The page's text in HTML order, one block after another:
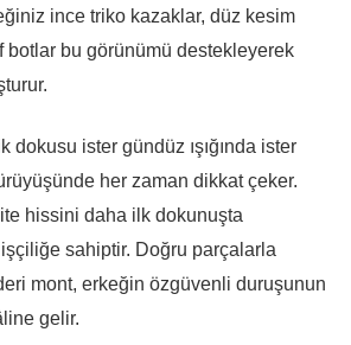
ince triko kazaklar, düz kesim
botlar bu görünümü destekleyerek
dokusu ister gündüz ışığında ister
her zaman dikkat çeker.
hissini daha ilk dokunuşta
sahiptir. Doğru parçalarla
mont, erkeğin özgüvenli duruşunun
gelir.